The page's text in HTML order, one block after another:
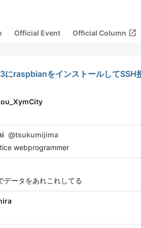
Official Event Official Column open_in_new
raspbianをインストールしてSSH
@tsukumijima
webprogrammer
データをあれこれしてる